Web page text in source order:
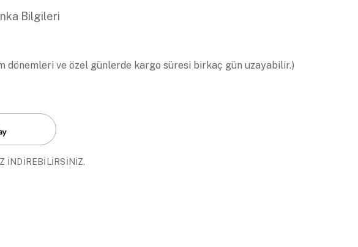
Bilgileri
dönemleri ve özel günlerde kargo süresi birkaç gün uzayabilir.)
İNDİREBİLİRSİNİZ.